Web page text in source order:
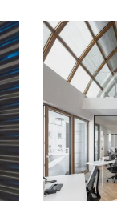
Loading